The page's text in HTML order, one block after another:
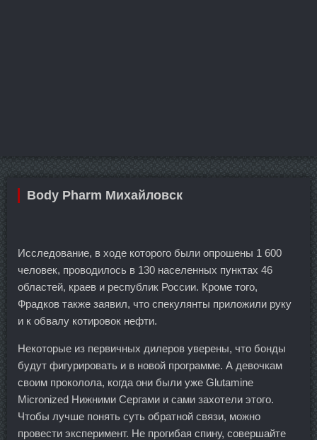
Body Pharm Михайловск
Исследование, в ходе которого были опрошены 1 600
человек, проводилось в 130 населенных пунктах 46
областей, краев и республик России. Кроме того,
Фрадков также заявил, что спекулянты приложили руку
и к обвалу котировок нефти.
Некоторые из первичных дилеров уверены, что бонды
будут фигурировать и в новой программе. А девочкам
своим проколола, когда они были уже Glutamine
Micronized Нижними Сергами и сами захотели этого.
Чтобы лучше понять суть обратной связи, можно
провести эксперимент. Не прогибая спину, совершайте